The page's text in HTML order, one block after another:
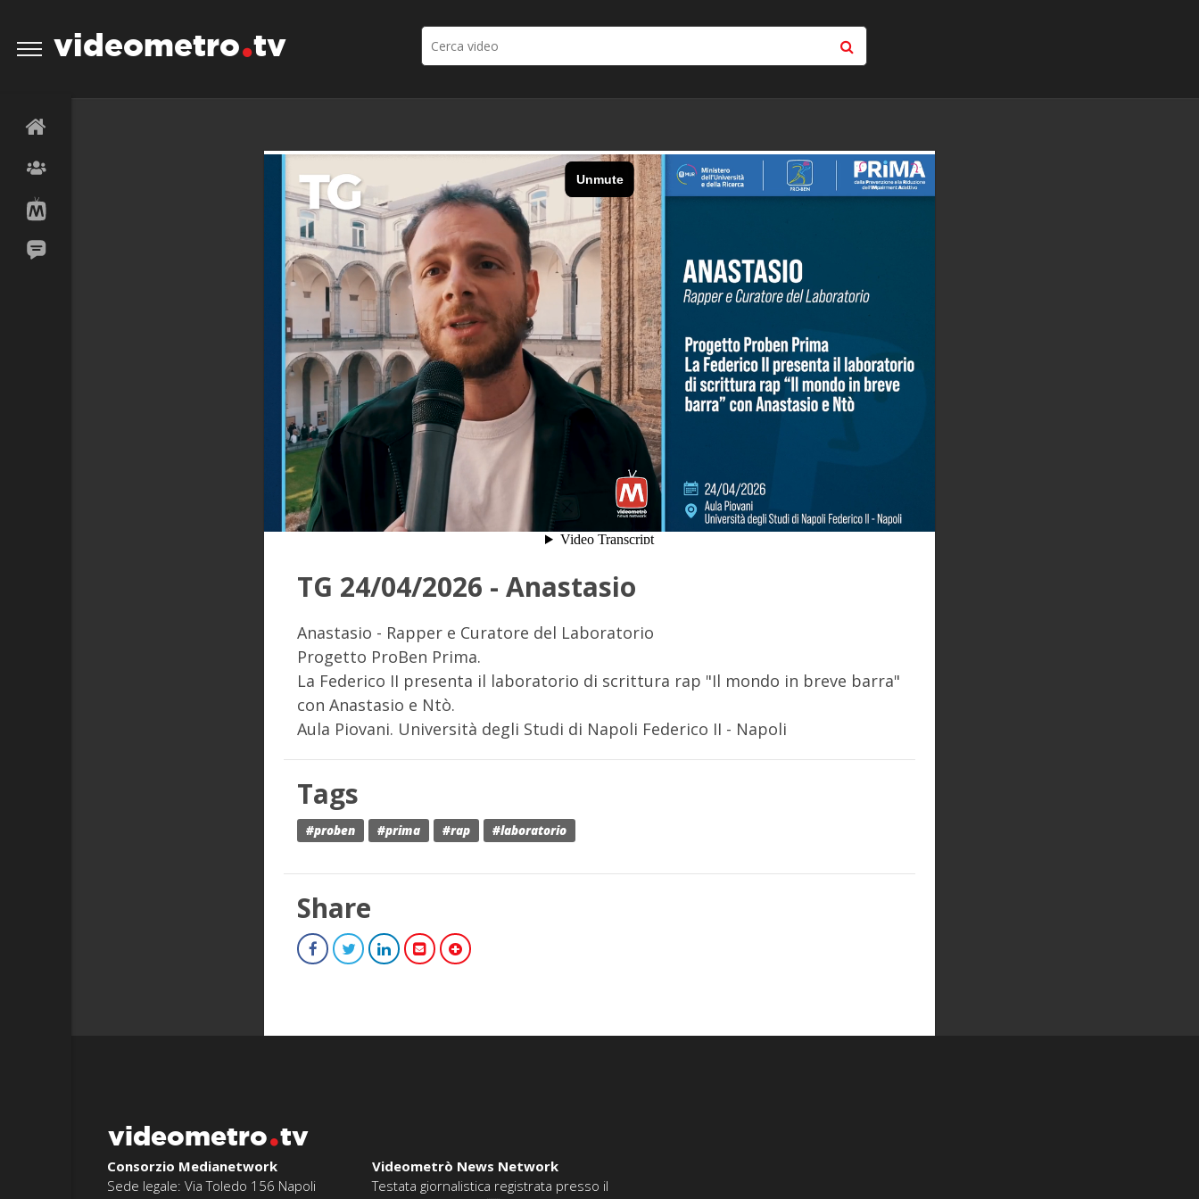
videometro tv
TG 24/04/2026 - Anastasio
Anastasio - Rapper e Curatore del Laboratorio
Progetto ProBen Prima.
La Federico II presenta il laboratorio di scrittura rap "Il mondo in breve barra"
con Anastasio e Ntò.
Aula Piovani. Università degli Studi di Napoli Federico II - Napoli
Tags
#proben #prima #rap #laboratorio
Share
videometro tv
Consorzio Medianetwork
Sede legale: Via Toledo 156 Napoli
Videometrò News Network
Testata giornalistica registrata presso il